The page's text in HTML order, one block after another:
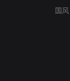
国风